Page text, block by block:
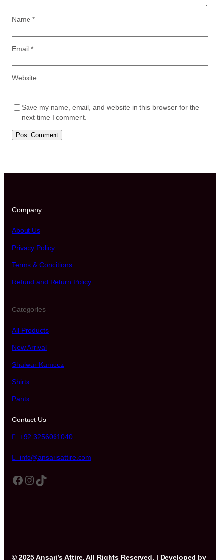
Name *
Email *
Website
Save my name, email, and website in this browser for the
next time I comment.
Company
About Us
Privacy Policy
Terms & Conditions
Refund and Return Policy
Categories
All Products
New Arrival
Shalwar Kameez
Shirts
Pants
Contact Us
+92 3256061040
info@ansarisattire.com
Facebook Instagram TikTok
© 2025 Ansari’s Attire. All Rights Reserved. | Developed by